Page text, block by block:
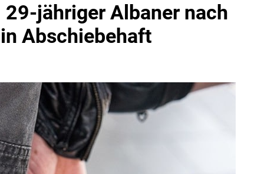
29-jähriger Albaner nach
Abschiebehaft